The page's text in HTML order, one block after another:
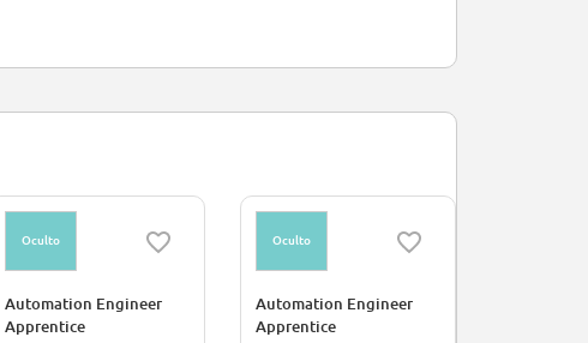
Oculto
Automation Engineer
Apprentice
Oculto
Automation Engineer
Apprentice